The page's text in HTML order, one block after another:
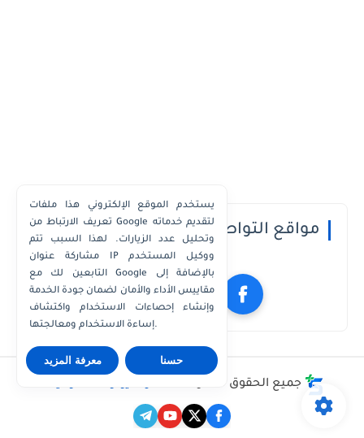
مواقع التواصل الاجتماعي
جميع الحقوق محفوظة ©
يستخدم الموقع الإلكتروني هذا ملفات
تعريف الارتباط من Google لتقديم خدماته
وتحليل عدد الزيارات. لهذا السبب تتم
مشاركة عنوان IP ووكيل المستخدم
التابعين لك مع Google بالإضافة إلى
مقاييس الأداء والأمان لضمان جودة الخدمة
وإنشاء إحصاءات الاستخدام واكتشاف
إساءة الاستخدام ومعالجتها.
معرفة المزيد حسنا